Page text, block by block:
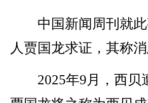
中国新闻周刊就此
人贾国龙求证，其称消
2025年9月，西贝